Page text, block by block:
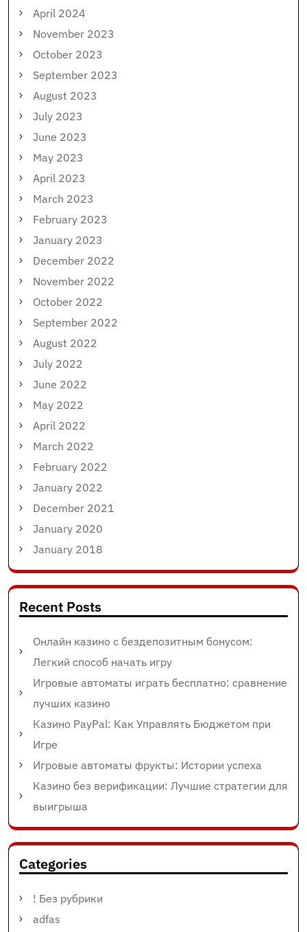
April 2024
November 2023
October 2023
September 2023
August 2023
July 2023
June 2023
May 2023
April 2023
March 2023
February 2023
January 2023
December 2022
November 2022
October 2022
September 2022
August 2022
July 2022
June 2022
May 2022
April 2022
March 2022
February 2022
January 2022
December 2021
January 2020
January 2018
Recent Posts
Онлайн казино с бездепозитным бонусом:
Легкий способ начать игру
Игровые автоматы играть бесплатно: сравнение
лучших казино
Казино PayPal: Как Управлять Бюджетом при
Игре
Игровые автоматы фрукты: Истории успеха
Казино без верификации: Лучшие стратегии для
выигрыша
Categories
! Без рубрики
adfas